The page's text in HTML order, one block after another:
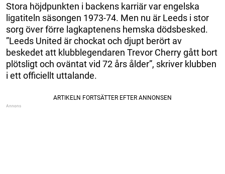
Stora höjdpunkten i backens karriär var engelska
ligatiteln säsongen 1973-74. Men nu är Leeds i stor
sorg över förre lagkaptenens hemska dödsbesked.
”Leeds United är chockat och djupt berört av
beskedet att klubblegendaren Trevor Cherry gått bort
plötsligt och oväntat vid 72 års ålder”, skriver klubben
i ett officiellt uttalande.